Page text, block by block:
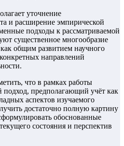
уточнение
и расширение эмпирической
подходы к рассматриваемой
существенное многообразие
общим развитием научного
направлений
что в рамках работы
подход, предполагающий учёт как
аспектов изучаемого
достаточно полную картину
обоснованные
состояния и перспектив